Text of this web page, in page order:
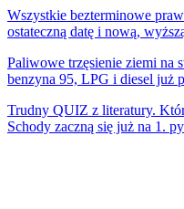
Wszystkie bezterminowe
ostateczną datę i nową,
Paliwowe trzęsienie ziemi na
benzyna 95, LPG i diesel już
Trudny QUIZ z literatury.
Schody zaczną się już na 1.